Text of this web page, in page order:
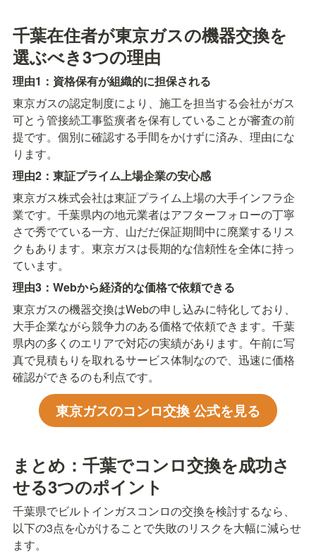
千葉在住者が東京ガスの機器交換を
選ぶべき3つの理由
理由1：資格保有が組織的に担保される
東京ガスの認定制度により、施工を担当する会社がガス
可とう管接続工事監癀者を保有していることが審査の前
提です。個別に確認する手間をかけずに済み、理由にな
ります。
理由2：東証プライム上場企業の安心感
東京ガス株式会社は東証プライム上場の大手インフラ企
業です。千葉県内の地元業者はアフターフォローの丁寧
さで秀でている一方、山だだ保証期間中に廃業するリス
クもあります。東京ガスは長期的な信頼性を全体に持っ
ています。
理由3：Webから経済的な価格で依頼できる
東京ガスの機器交換はWebの申し込みに特化しており、
大手企業ながら競争力のある価格で依頼できます。千葉
県内の多くのエリアで対応の実績があります。午前に写
真で見積もりを取れるサービス体制なので、迅速に価格
確認ができるのも利点です。
東京ガスのコンロ交換 公式を見る
まとめ：千葉でコンロ交換を成功さ
せる3つのポイント
千葉県でビルトインガスコンロの交換を検討するなら、
以下の3点を心がけることで失敗のリスクを大幅に減らせ
ます。